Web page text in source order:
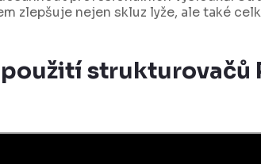
zlepšuje nejen skluz lyže, ale také
strukturovačů